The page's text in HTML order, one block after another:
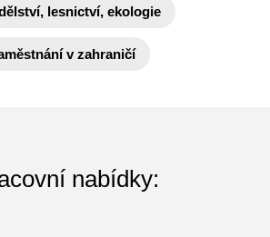
lesnictví, ekologie
v zahraničí
nabídky: